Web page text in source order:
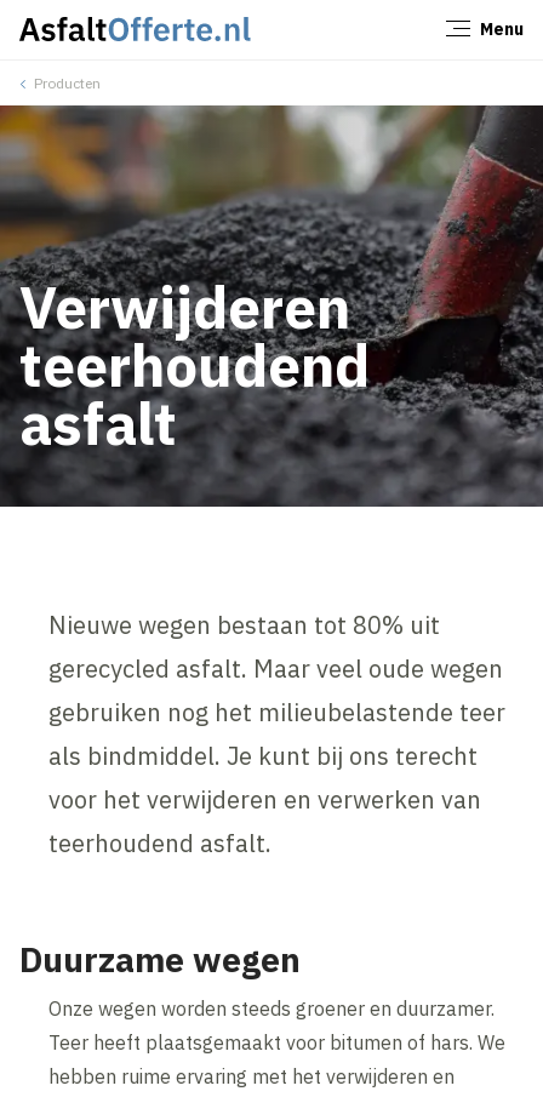
Menu
Producten
Verwijderen
teerhoudend
asfalt
Nieuwe wegen bestaan tot 80% uit
gerecycled asfalt. Maar veel oude wegen
gebruiken nog het milieubelastende teer
als bindmiddel. Je kunt bij ons terecht
voor het verwijderen en verwerken van
teerhoudend asfalt.
Duurzame wegen
Onze wegen worden steeds groener en duurzamer.
Teer heeft plaatsgemaakt voor bitumen of hars. We
hebben ruime ervaring met het verwijderen en
Sluiten